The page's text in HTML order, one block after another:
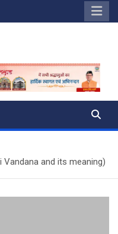
Vandana and its meaning)